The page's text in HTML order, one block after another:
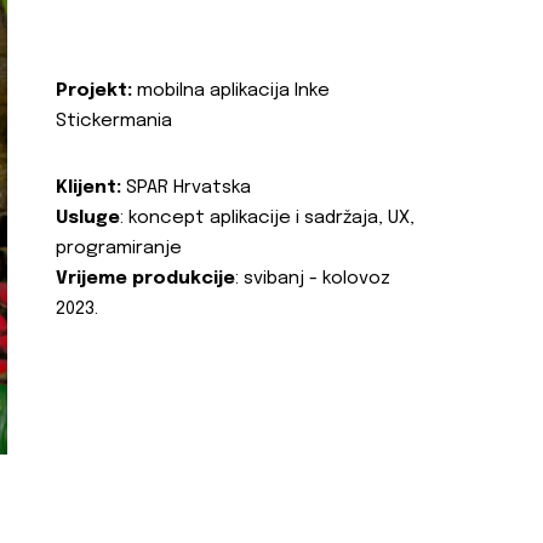
Projekt: mobilna aplikacija Inke
Stickermania
Klijent: SPAR Hrvatska
Usluge: koncept aplikacije i sadržaja, UX,
programiranje
Vrijeme produkcije: svibanj - kolovoz
2023.